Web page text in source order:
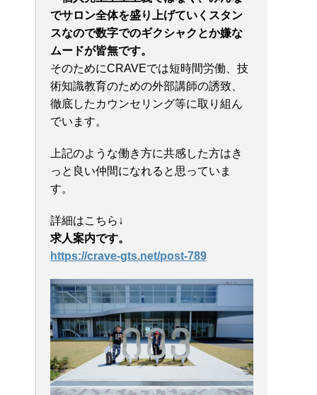
でサロン全体を盛り上げていくスタン
スなので数字でのギクシャクとか嫌な
ムードが皆無です。
そのためにCRAVEでは短時間労働、技
術知識教育のための外部講師の誘致、
徹底したカウンセリング等に取り組ん
でいます。
上記のような働き方に共感した方はき
っと良い仲間になれると思っていま
す。
詳細はこちら↓
求人案内です。
https://crave-gts.net/post-789